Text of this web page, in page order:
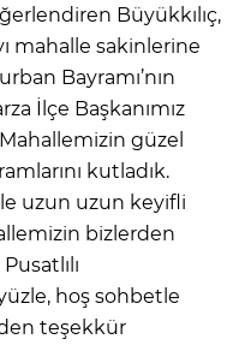
Büyükkılıç,
mahalle sakinlerine
Bayramı’nın
İlçe Başkanımız
güzel
kutladık.
uzun uzun keyifli
bizlerden
hoş sohbetle
teşekkür